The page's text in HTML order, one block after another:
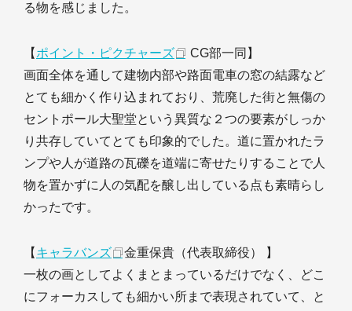
る物を感じました。
【 ポイント・ピクチャーズ
CG部一同】
画面全体を通して建物内部や路面電車の窓の結露など
とても細かく作り込まれており、荒廃した街と無傷の
セントポール大聖堂という異質な２つの要素がしっか
り共存していてとても印象的でした。道に置かれたラ
ンプや人が道路の瓦礫を道端に寄せたりすることで人
物を置かずに人の気配を醸し出している点も素晴らし
かったです。
【 キャラバンズ
金重保貴（代表取締役） 】
一枚の画としてよくまとまっているだけでなく、どこ
にフォーカスしても細かい所まで表現されていて、と